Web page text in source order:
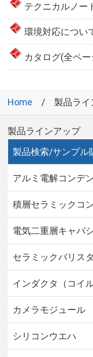
テクニカルノー
環境対応につい
カタログ(全ペー
Home 製品ラ
製品ラインアップ
製品検索/サンプル
アルミ電解コンデ
積層セラミックコ
電気二重層キャパ
セラミックバリスタ
インダクタ（コイル
カメラモジュール
シリコンウエハ